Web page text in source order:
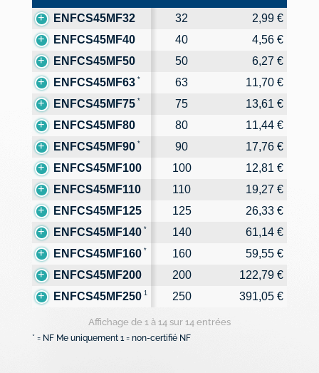
Référence Ø Prix Public HT
ENFCS45MF32 32
2,99 €
ENFCS45MF40
40
4,56 €
ENFCS45MF50
50
6,27 €
ENFCS45MF63 * 63
11,70 €
ENFCS45MF75 * 75
13,61 €
ENFCS45MF80
80
11,44 €
ENFCS45MF90 * 90
17,76 €
ENFCS45MF100
100
12,81 €
ENFCS45MF110
110
19,27 €
ENFCS45MF125
125
26,33 €
ENFCS45MF140 * 140
61,14 €
ENFCS45MF160 * 160
59,55 €
ENFCS45MF200
200
122,79 €
ENFCS45MF250 1 250 391,05 €
Affichage de 1 à 14 sur 14 entrées
* = NF Me uniquement 1 = non-certifié NF